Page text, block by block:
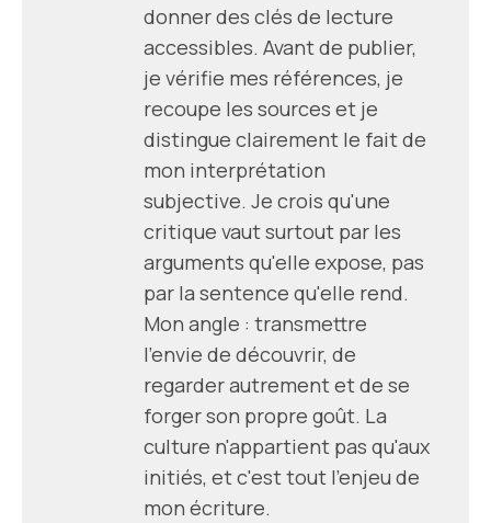
donner des clés de lecture
accessibles. Avant de publier,
je vérifie mes références, je
recoupe les sources et je
distingue clairement le fait de
mon interprétation
subjective. Je crois qu'une
critique vaut surtout par les
arguments qu'elle expose, pas
par la sentence qu'elle rend.
Mon angle : transmettre
l'envie de découvrir, de
regarder autrement et de se
forger son propre goût. La
culture n'appartient pas qu'aux
initiés, et c'est tout l'enjeu de
mon écriture.